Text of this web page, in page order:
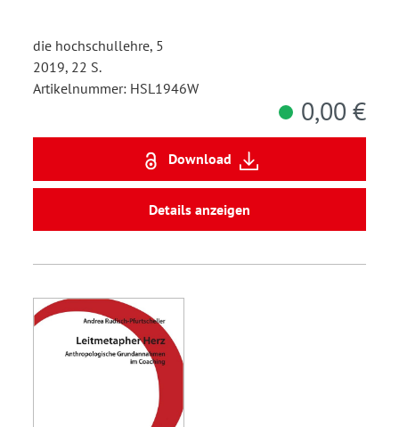
die hochschullehre, 5
2019, 22 S.
Artikelnummer: HSL1946W
0,00 €
Download
Details anzeigen